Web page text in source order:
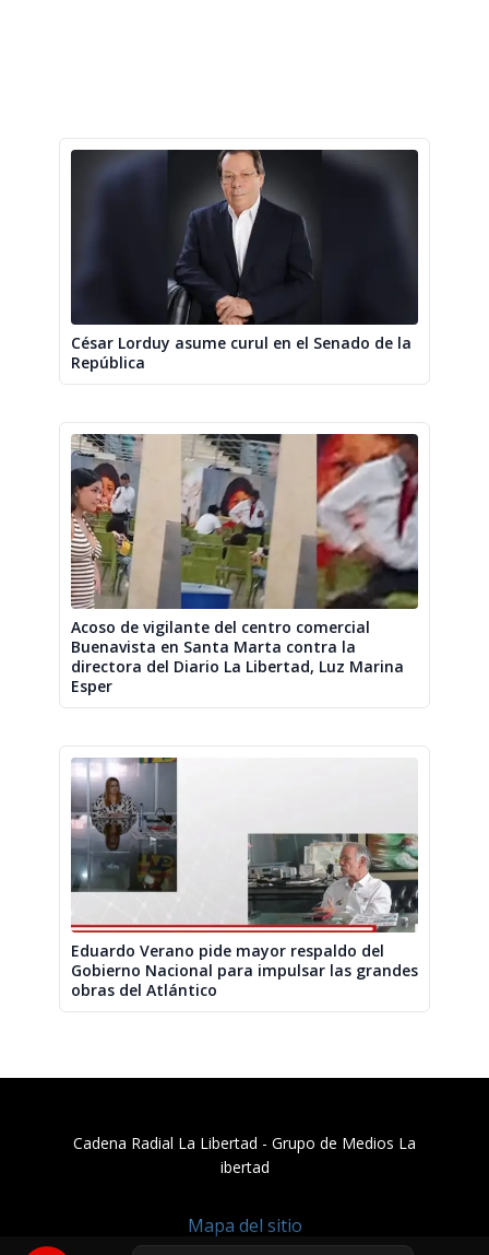
César Lorduy asume curul en el Senado de la
República
Acoso de vigilante del centro comercial
Buenavista en Santa Marta contra la
directora del Diario La Libertad, Luz Marina
Esper
Eduardo Verano pide mayor respaldo del
Gobierno Nacional para impulsar las grandes
obras del Atlántico
Cadena Radial La Libertad​ - Grupo de Medios La
ibertad
Mapa del sitio